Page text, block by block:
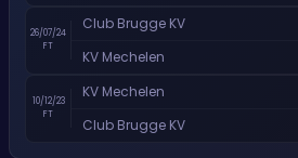
26/07/24
FT
Club Brugge KV
KV Mechelen
10/12/23
FT
KV Mechelen
Club Brugge KV